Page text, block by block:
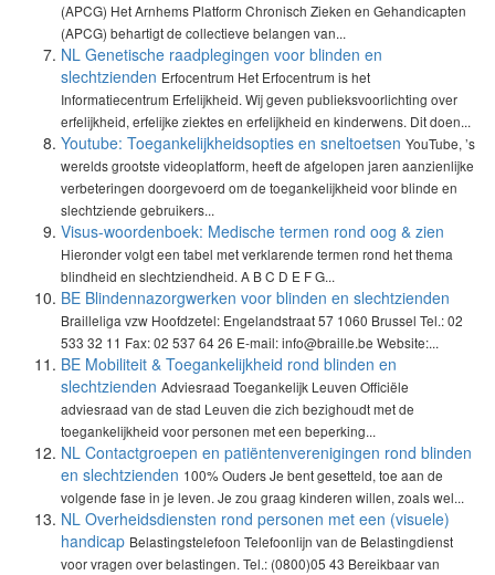
(APCG) Het Arnhems Platform Chronisch Zieken en Gehandicapten
(APCG) behartigt de collectieve belangen van...
NL Genetische raadplegingen voor blinden en
slechtzienden Erfocentrum Het Erfocentrum is het
Informatiecentrum Erfelijkheid. Wij geven publieksvoorlichting over
erfelijkheid, erfelijke ziektes en erfelijkheid en kinderwens. Dit doen...
Youtube: Toegankelijkheidsopties en sneltoetsen YouTube, ’s
werelds grootste videoplatform, heeft de afgelopen jaren aanzienlijke
verbeteringen doorgevoerd om de toegankelijkheid voor blinde en
slechtziende gebruikers...
Visus-woordenboek: Medische termen rond oog & zien
Hieronder volgt een tabel met verklarende termen rond het thema
blindheid en slechtziendheid. A B C D E F G...
BE Blindennazorgwerken voor blinden en slechtzienden
Brailleliga vzw Hoofdzetel: Engelandstraat 57 1060 Brussel Tel.: 02
533 32 11 Fax: 02 537 64 26 E-mail: info@braille.be Website:...
BE Mobiliteit & Toegankelijkheid rond blinden en
slechtzienden Adviesraad Toegankelijk Leuven Officiële
adviesraad van de stad Leuven die zich bezighoudt met de
toegankelijkheid voor personen met een beperking...
NL Contactgroepen en patiëntenverenigingen rond blinden
en slechtzienden 100% Ouders Je bent gesetteld, toe aan de
volgende fase in je leven. Je zou graag kinderen willen, zoals wel...
NL Overheidsdiensten rond personen met een (visuele)
handicap Belastingstelefoon Telefoonlijn van de Belastingdienst
voor vragen over belastingen. Tel.: (0800)05 43 Bereikbaar van